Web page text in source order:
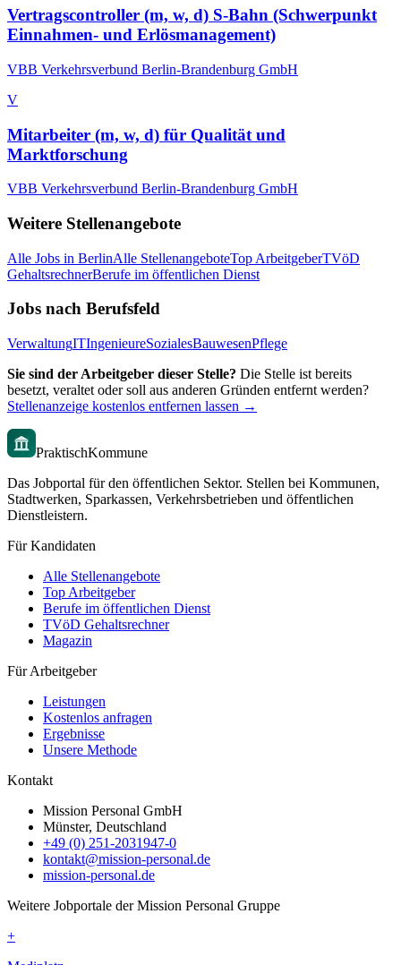
Vertragscontroller (m, w, d) S-Bahn (Schwerpunkt
Einnahmen- und Erlösmanagement)
VBB Verkehrsverbund Berlin-Brandenburg GmbH
V
Mitarbeiter (m, w, d) für Qualität und
Marktforschung
VBB Verkehrsverbund Berlin-Brandenburg GmbH
Weitere Stellenangebote
Alle Jobs in BerlinAlle StellenangeboteTop ArbeitgeberTVöD
GehaltsrechnerBerufe im öffentlichen Dienst
Jobs nach Berufsfeld
VerwaltungITIngenieureSozialesBauwesenPflege
Sie sind der Arbeitgeber dieser Stelle? Die Stelle ist bereits
besetzt, veraltet oder soll aus anderen Gründen entfernt werden?
Stellenanzeige kostenlos entfernen lassen →
PraktischKommune
Das Jobportal für den öffentlichen Sektor. Stellen bei Kommunen,
Stadtwerken, Sparkassen, Verkehrsbetrieben und öffentlichen
Dienstleistern.
Für Kandidaten
Alle Stellenangebote
Top Arbeitgeber
Berufe im öffentlichen Dienst
TVöD Gehaltsrechner
Magazin
Für Arbeitgeber
Leistungen
Kostenlos anfragen
Ergebnisse
Unsere Methode
Kontakt
Mission Personal GmbH
Münster, Deutschland
+49 (0) 251-2031947-0
kontakt@mission-personal.de
mission-personal.de
Weitere Jobportale der Mission Personal Gruppe
+